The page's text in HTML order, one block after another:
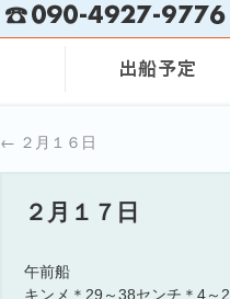
← ２月１６日
２月１７日
午前船
キンメ＊29～38センチ＊4～